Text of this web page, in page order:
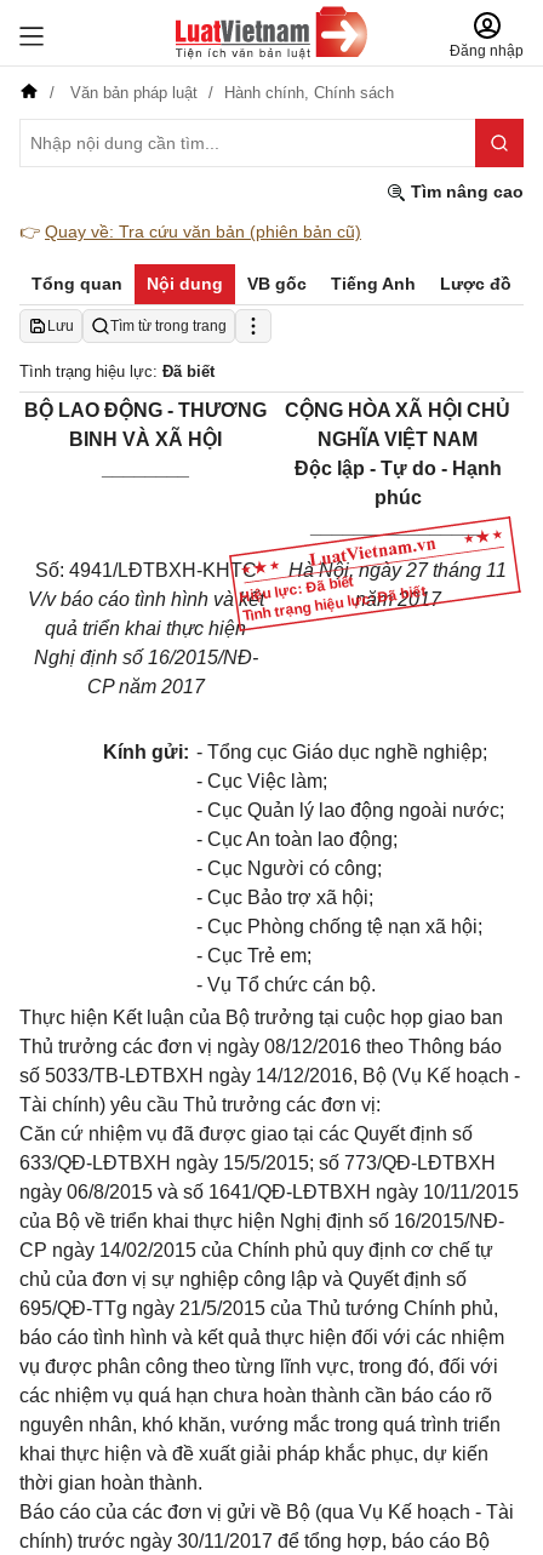
Đăng nhập
Văn bản pháp luật Hành chính, Chính sách
Tìm nâng cao
👉 Quay về: Tra cứu văn bản (phiên bản cũ)
Tổng quan Nội dung VB gốc Tiếng Anh Lược đồ
Lưu Tìm từ trong trang
Tình trạng hiệu lực: Đã biết
Hiệu lực: Đã biết
Tình trạng hiệu lực: Đã biết
BỘ LAO ĐỘNG - THƯƠNG
BINH VÀ XÃ HỘI
CỘNG HÒA XÃ HỘI CHỦ
NGHĨA VIỆT NAM
Độc lập - Tự do - Hạnh
phúc
________________
Số: 4941/LĐTBXH-KHTC
V/v báo cáo tình hình và kết
quả triển khai thực hiện
Nghị định số 16/2015/NĐ-
CP năm 2017
Hà Nội, ngày27tháng 11
năm 2017
Kính gửi: - Tổng cục Giáo dục nghề nghiệp;
- Cục Việc làm;
- Cục Quản lý lao động ngoài nước;
- Cục An toàn lao động;
- Cục Người có công;
- Cục Bảo trợ xã hội;
- Cục Phòng chống tệ nạn xã hội;
- Cục Trẻ em;
- Vụ Tổ chức cán bộ.
Thực hiện Kết luận của Bộ trưởng tại cuộc họp giao ban
Thủ trưởng các đơn vị ngày 08/12/2016 theo Thông báo
số 5033/TB-LĐTBXH ngày 14/12/2016, Bộ (Vụ Kế hoạch -
Tài chính) yêu cầu Thủ trưởng các đơn vị:
Căn cứ nhiệm vụ đã được giao tại các Quyết định số
633/QĐ-LĐTBXH ngày 15/5/2015; số 773/QĐ-LĐTBXH
ngày 06/8/2015 và số 1641/QĐ-LĐTBXH ngày 10/11/2015
của Bộ về triển khai thực hiện Nghị định số 16/2015/NĐ-
CP ngày 14/02/2015 của Chính phủ quy định cơ chế tự
chủ của đơn vị sự nghiệp công lập và Quyết định số
695/QĐ-TTg ngày 21/5/2015 của Thủ tướng Chính phủ,
báo cáo tình hình và kết quả thực hiện đối với các nhiệm
vụ được phân công theo từng lĩnh vực, trong đó, đối với
các nhiệm vụ quá hạn chưa hoàn thành cần báo cáo rõ
nguyên nhân, khó khăn, vướng mắc trong quá trình triển
khai thực hiện và đề xuất giải pháp khắc phục, dự kiến
thời gian hoàn thành.
Báo cáo của các đơn vị gửi về Bộ (qua Vụ Kế hoạch - Tài
chính) trước ngày 30/11/2017 để tổng hợp, báo cáo Bộ